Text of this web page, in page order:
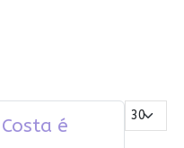
Mostrar #
é